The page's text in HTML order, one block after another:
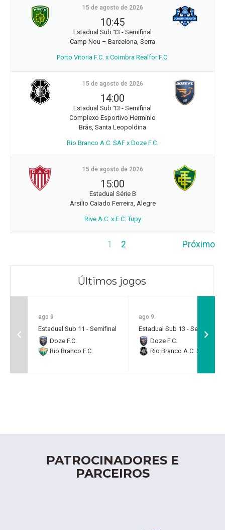
15 de agosto de 2026
10:45
Estadual Sub 13 - Semifinal
Camp Nou – Barcelona, Serra
Porto Vitoria F.C. x Coimbra Realfor F.C.
15 de agosto de 2026
14:00
Estadual Sub 13 - Semifinal
Complexo Esportivo Hermínio
Brás, Santa Leopoldina
Rio Branco A.C. SAF x Doze F.C.
15 de agosto de 2026
15:00
Estadual Série B
Arsílio Caiado Ferreira, Alegre
Rive A.C. x E.C. Tupy
1 2 Próximo
Últimos jogos
ago 9
Estadual Sub 11 - Semifinal
Doze F.C.
Rio Branco F.C.
ago 9
Estadual Sub 13 - Semifinal
Doze F.C.
Rio Branco A.C. SAF
PATROCINADORES E
PARCEIROS